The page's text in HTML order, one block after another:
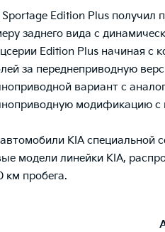
Sportage Edition Plus
заднего вида с
Edition Plus начиная с
за переднеприводную
вариант с
модификацию с
KIA специальной
модели линейки KIA,
км пробега.